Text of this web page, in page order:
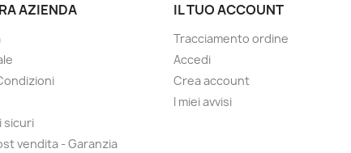
AZIENDA
sicuri
vendita - Garanzia
IL TUO ACCOUNT
Tracciamento ordine
Accedi
Crea account
I miei avvisi